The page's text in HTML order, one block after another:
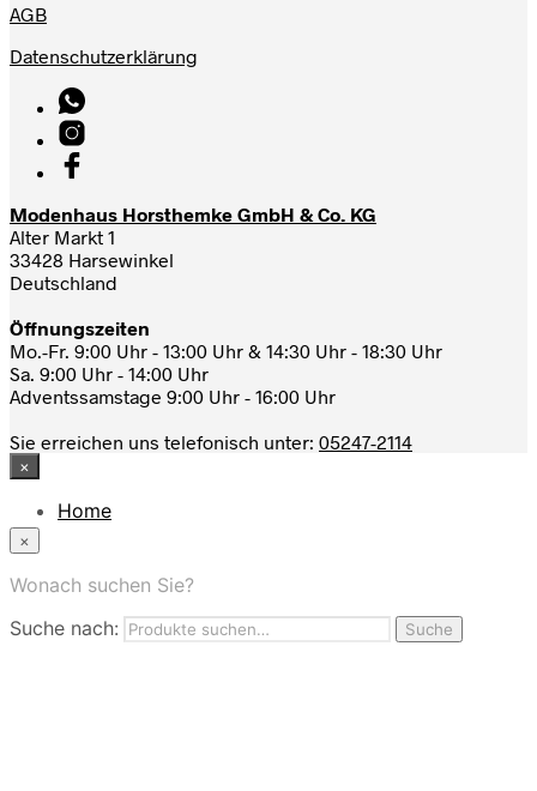
AGB
Datenschutzerklärung
Modenhaus Horsthemke GmbH & Co. KG
Alter Markt 1
33428 Harsewinkel
Deutschland
Öffnungszeiten
Mo.-Fr. 9:00 Uhr - 13:00 Uhr & 14:30 Uhr - 18:30 Uhr
Sa. 9:00 Uhr - 14:00 Uhr
Adventssamstage 9:00 Uhr - 16:00 Uhr
Sie erreichen uns telefonisch unter: 05247-2114
×
Home
App
Nutzungbedingungen
×
Wonach suchen Sie?
Suche nach:
Suche